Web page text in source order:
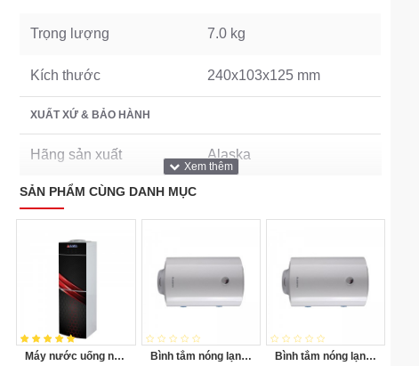
Trọng lượng 7.0 kg
Kích thước 240x103x125 mm
XUẤT XỨ & BẢO HÀNH
Hãng sản xuất Alaska
SẢN PHẨM CÙNG DANH MỤC
Máy nước uống nóng lạnh Alaska R-80
Bình tắm nóng lạnh Ariston PRO-R40SH 2.5FE 40 Lít
Bình tắm nóng lạnh Ariston PRO-R50V 2.5FE 50 Lít